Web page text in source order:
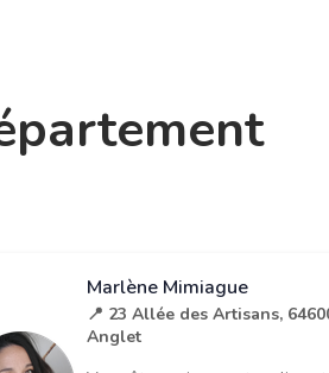
Marlène Mimiague
📍 23 Allée des Artisans,
Anglet